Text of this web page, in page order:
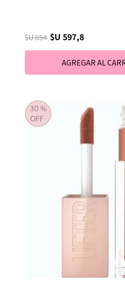
$U 854 $U 597,8